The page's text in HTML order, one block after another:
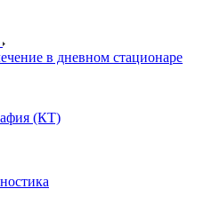
в дневном стационаре
(КТ)